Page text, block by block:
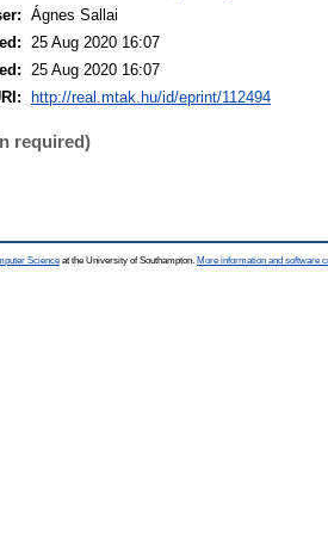
Ágnes Sallai
25 Aug 2020 16:07
25 Aug 2020 16:07
http://real.mtak.hu/id/eprint/112494
required)
Science at the University of Southampton. More information and software